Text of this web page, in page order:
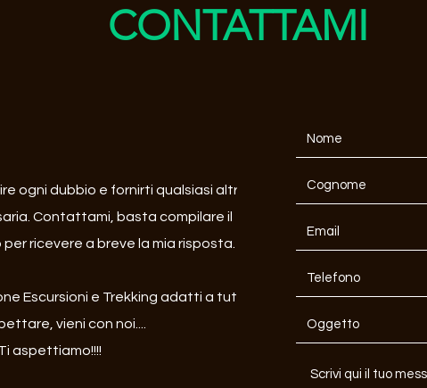
CONTATTAMI
ogni dubbio e fornirti qualsiasi altra
Contattami, basta compilare il
ricevere a breve la mia risposta.
Escursioni e Trekking adatti a tutti
vieni con noi....
aspettiamo!!!!